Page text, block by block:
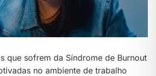
que sofrem da Síndrome de Burnout
no ambiente de trabalho